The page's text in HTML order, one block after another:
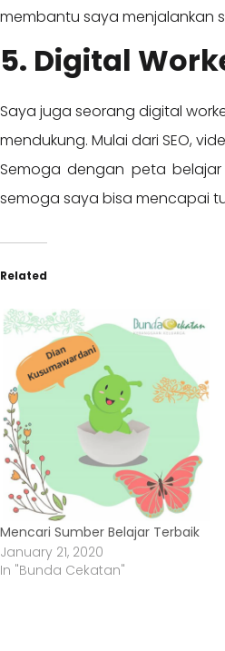
membantu saya menjalankan
5. Digital
Saya juga seorang digital
mendukung. Mulai dari SEO,
Semoga dengan peta
semoga saya bisa mencapai
Related
Mencari Sumber Belajar Terbaik
January 21, 2020
In "Bunda Cekatan"